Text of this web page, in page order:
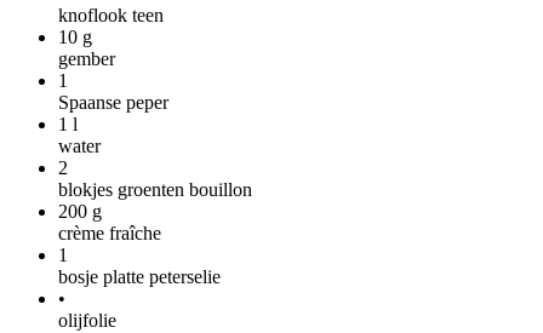
knoflook teen
10 g
gember
1
Spaanse peper
1 l
water
2
blokjes groenten bouillon
200 g
crème fraîche
1
bosje platte peterselie
•
olijfolie